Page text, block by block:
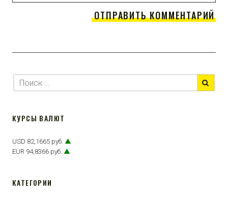
КУРСЫ ВАЛЮТ
USD 82,1665 руб. ▲
EUR 94,8366 руб. ▲
КАТЕГОРИИ